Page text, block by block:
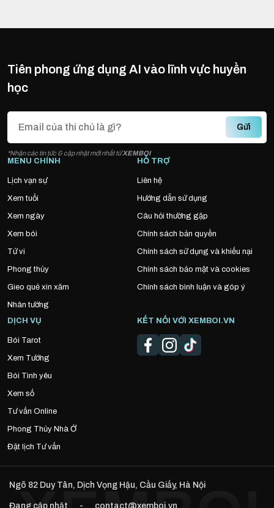
Tiên phong ứng dụng AI vào lĩnh vực huyền
học
Gửi
*Nhận các tin tức & cập nhật mới nhất từXEMBOI
MENU CHÍNH
Lịch vạn sự
Xem tuổi
Xem ngày
Xem bói
Tử vi
Phong thủy
Gieo quẻ xin xăm
Nhân tướng
HỖ TRỢ
Liên hệ
Hướng dẫn sử dụng
Câu hỏi thường gặp
Chính sách bản quyền
Chính sách sử dụng và khiếu nại
Chính sách bảo mật và cookies
Chính sách bình luận và góp ý
DỊCH VỤ
Bói Tarot
Xem Tướng
Bói Tình yêu
Xem số
Tư vấn Online
Phong Thủy Nhà Ở
Đặt lịch Tư vấn
KẾT NỐI VỚI XEMBOI.VN
Ngõ 82 Duy Tân, Dịch Vọng Hậu, Cầu Giấy, Hà Nội
Đang cập nhật - contact@xemboi.vn